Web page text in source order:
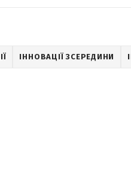
ІННОВАЦІЇ ЗСЕРЕДИНИ